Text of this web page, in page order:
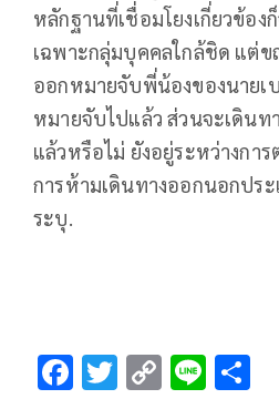
หลักฐานที่เชื่อมโยงเกี่ยวข้อง
เฉพาะกลุ่มบุคคลใกล้ชิด แต่
ออกหมายจับพี่น้องของนายเ
หมายจับไปแล้ว ส่วนจะเดินท
แล้วหรือไม่ ยังอยู่ระหว่างกา
การห้ามเดินทางออกนอกปร
ระบุ.
F T C Li